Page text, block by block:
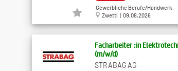
Gewerbliche Berufe/Handwerk
Zwettl | 09.08.2026
Facharbeiter :in
(m/w/d)
STRABAG AG